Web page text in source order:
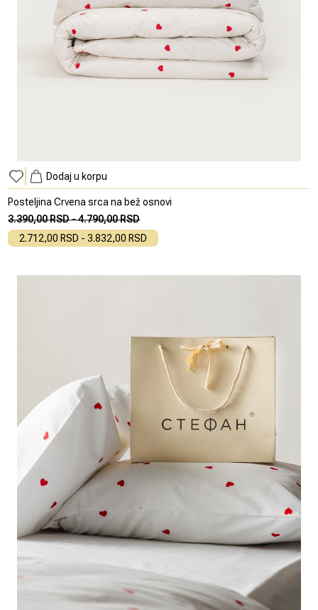
Dodaj u korpu
Posteljina Crvena srca na bež osnovi
3.390,00 RSD-4.790,00 RSD
2.712,00 RSD - 3.832,00 RSD